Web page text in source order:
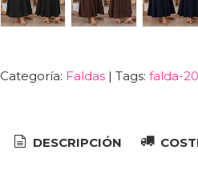
Categoría: Faldas | Tags: falda-
DESCRIPCIÓN